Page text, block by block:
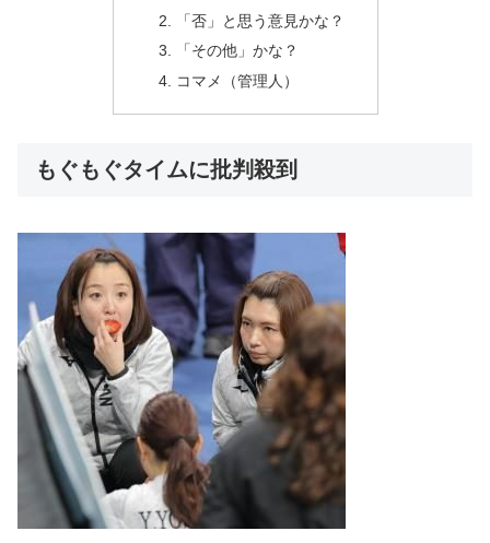
「否」と思う意見かな？
「その他」かな？
コマメ（管理人）
もぐもぐタイムに批判殺到